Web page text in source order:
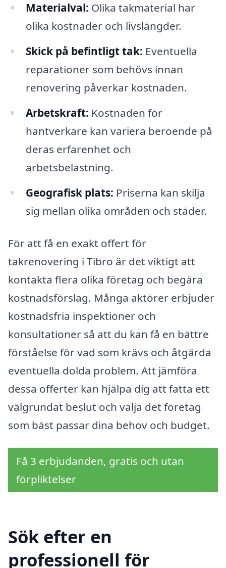
Materialval: Olika takmaterial har
olika kostnader och livslängder.
Skick på befintligt tak: Eventuella
reparationer som behövs innan
renovering påverkar kostnaden.
Arbetskraft: Kostnaden för
hantverkare kan variera beroende på
deras erfarenhet och
arbetsbelastning.
Geografisk plats: Priserna kan skilja
sig mellan olika områden och städer.
För att få en exakt offert för
takrenovering i Tibro är det viktigt att
kontakta flera olika företag och begära
kostnadsförslag. Många aktörer erbjuder
kostnadsfria inspektioner och
konsultationer så att du kan få en bättre
förståelse för vad som krävs och åtgärda
eventuella dolda problem. Att jämföra
dessa offerter kan hjälpa dig att fatta ett
välgrundat beslut och välja det företag
som bäst passar dina behov och budget.
Få 3 erbjudanden, gratis och utan
förpliktelser
Sök efter en
professionell för